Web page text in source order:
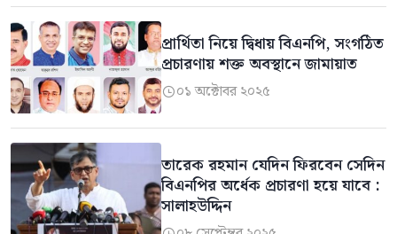
প্রার্থিতা নিয়ে দ্বিধায় বিএনপি, সংগঠিত
প্রচারণায় শক্ত অবস্থানে জামায়াত
০১ অক্টোবর ২০২৫
তারেক রহমান যেদিন ফিরবেন সেদিন
বিএনপির অর্ধেক প্রচারণা হয়ে যাবে :
সালাহউদ্দিন